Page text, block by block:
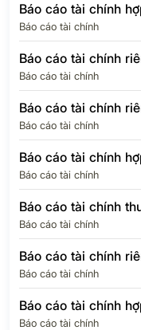
EPS Quý
Báo cáo tài chính
Báo cáo tài chính
Báo cáo tài chính
Báo cáo tài chính
Báo cáo tài chính
Báo cáo tài chính
Báo cáo tài chính
Báo cáo tài chính
Báo cáo tài chính
Báo cáo tài chính
Báo cáo tài chính
Báo cáo tài chính
Báo cáo tài chính
Báo cáo tài chính